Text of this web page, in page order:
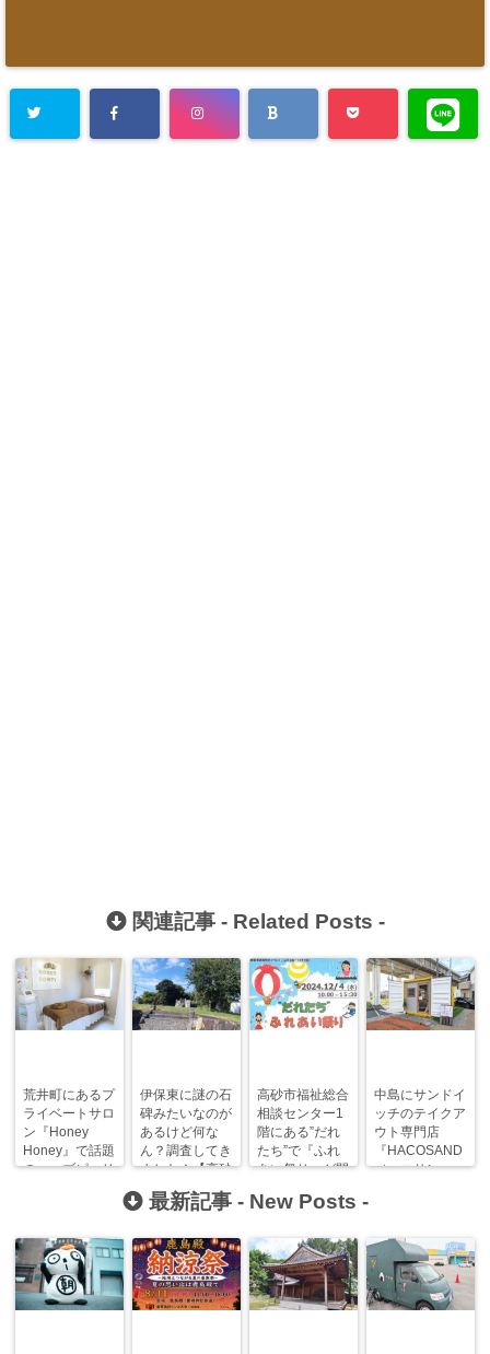
関連記事 - Related Posts -
荒井町にあるプ
ライベートサロ
ン『Honey
Honey』で話題
のハーブピーリ
伊保東に謎の石
碑みたいなのが
あるけど何な
ん？調査してき
ました！【高砂
まにあ調査隊】
高砂市福祉総合
相談センター1
階にある”だれ
たち”で『ふれ
あい祭り』が開
中島にサンドイ
ッチのテイクア
ウト専門店
『HACOSAND
（ハコサン
最新記事 - New Posts -